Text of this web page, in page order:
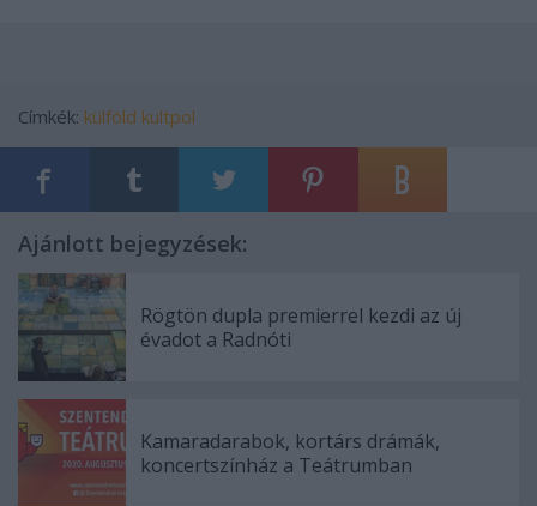
Címkék: külföld kultpol
Ajánlott bejegyzések:
Rögtön dupla premierrel kezdi az új
évadot a Radnóti
Kamaradarabok, kortárs drámák,
koncertszínház a Teátrumban